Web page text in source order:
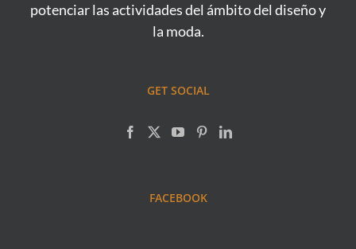
potenciar las actividades del ámbito del diseño y
la moda.
GET SOCIAL
FACEBOOK